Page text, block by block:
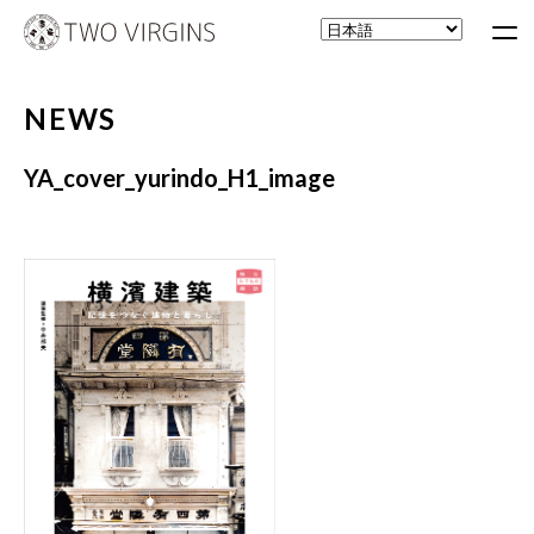
NEWS
YA_cover_yurindo_H1_image